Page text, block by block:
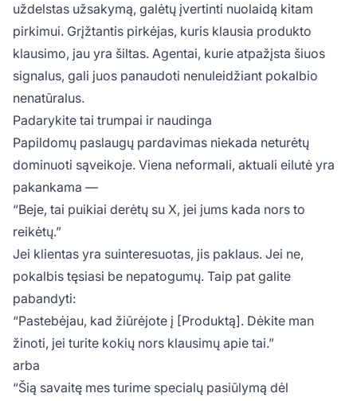
uždelstas užsakymą, galėtų įvertinti nuolaidą kitam
pirkimui. Grįžtantis pirkėjas, kuris klausia produkto
klausimo, jau yra šiltas. Agentai, kurie atpažįsta šiuos
signalus, gali juos panaudoti nenuleidžiant pokalbio
nenatūralus.
Padarykite tai trumpai ir naudinga
Papildomų paslaugų pardavimas niekada neturėtų
dominuoti sąveikoje. Viena neformali, aktuali eilutė yra
pakankama —
“Beje, tai puikiai derėtų su X, jei jums kada nors to
reikėtų.”
Jei klientas yra suinteresuotas, jis paklaus. Jei ne,
pokalbis tęsiasi be nepatogumų. Taip pat galite
pabandyti:
“Pastebėjau, kad žiūrėjote į [Produktą]. Dėkite man
žinoti, jei turite kokių nors klausimų apie tai.”
arba
“Šią savaitę mes turime specialų pasiūlymą dėl